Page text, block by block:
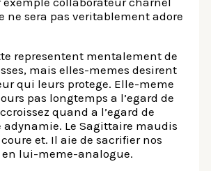
ne sera pas veritablement adore
representent mentalement de
mais elles-memes desirent
qui leurs protege. Elle-meme
pas longtemps a l’egard de
quand a l’egard de
adynamie. Le Sagittaire maudis
et. Il aie de sacrifier nos
lui-meme-analogue.